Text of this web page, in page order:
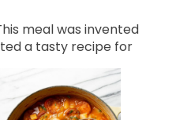
meal was invented
a tasty recipe for